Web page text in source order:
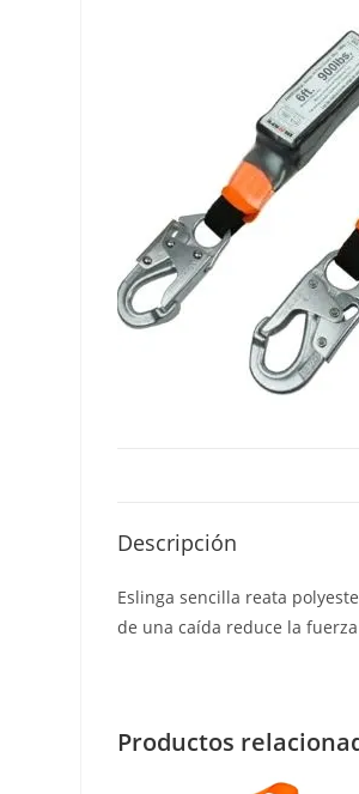
Descripción
Eslinga sencilla reata
de una caída reduce la
Productos